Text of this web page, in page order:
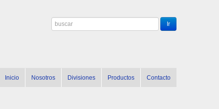
Inicio Nosotros Divisiones Productos Contacto